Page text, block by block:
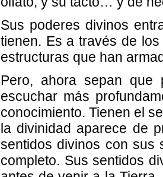
Sus poderes divinos
tienen. Es a través de
estructuras que han
Pero, ahora sepan
escuchar más
conocimiento. Tienen el
la divinidad aparece de
sentidos divinos con sus
completo. Sus sentidos